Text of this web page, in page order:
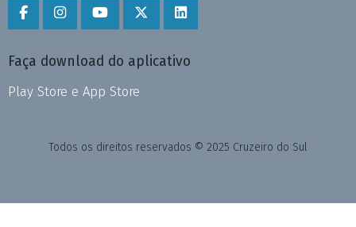
Faça download do aplicativo
Play Store e App Store
Todos os direitos reservados © 2025 Cruzeiro do Sul